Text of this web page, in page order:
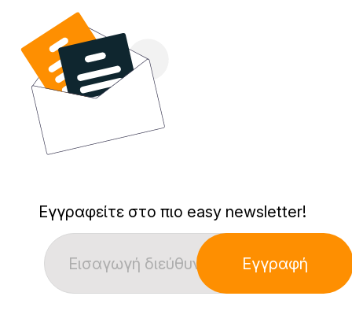
Εγγραφείτε στο πιο easy newsletter!
Εγγραφή